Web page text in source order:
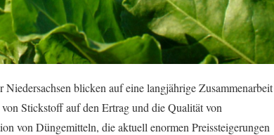
blicken auf eine langjährige Zusammenarbeit
Stickstoff auf den Ertrag und die Qualität von
von Düngemitteln, die aktuell enormen Preissteigerungen